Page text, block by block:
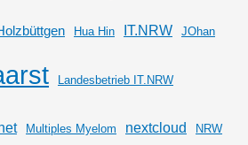
Hua Hin IT.NRW JOhan
Landesbetrieb IT.NRW
Multiples Myelom nextcloud NRW